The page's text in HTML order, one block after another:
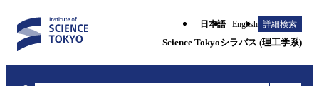
日本語 English 詳細検索
Science Tokyoシラバス (理工学系)